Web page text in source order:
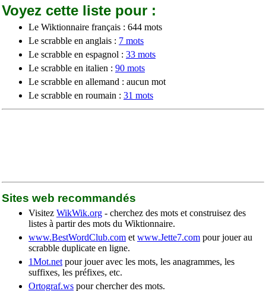
Voyez cette liste pour :
Le Wiktionnaire français : 644 mots
Le scrabble en anglais : 7 mots
Le scrabble en espagnol : 33 mots
Le scrabble en italien : 90 mots
Le scrabble en allemand : aucun mot
Le scrabble en roumain : 31 mots
Sites web recommandés
Visitez WikWik.org - cherchez des mots et construisez des
listes à partir des mots du Wiktionnaire.
www.BestWordClub.com et www.Jette7.com pour jouer au
scrabble duplicate en ligne.
1Mot.net pour jouer avec les mots, les anagrammes, les
suffixes, les préfixes, etc.
Ortograf.ws pour chercher des mots.